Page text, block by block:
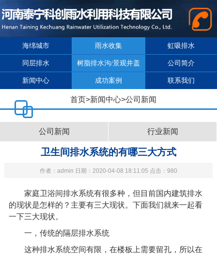
海绵城市 雨水收集 虹吸排水
同层排水 树脂排水沟/景观井盖 公司简介
新闻中心 成功案例 联系我们
首页>新闻中心>公司新闻
公司新闻 行业新闻
卫生间排水系统的有哪三大方式
作者：admin 日期：2020-04-08 18:11:05 点击：980
家庭卫浴间排水系统有很多种，但目前国内建筑排水
的现状是怎样的？主要有三大现状。下面我们就来一起看
一下三大现状。
一，传统的隔层排水系统
这种排水系统空间有限，在楼板上需要留孔，所以在